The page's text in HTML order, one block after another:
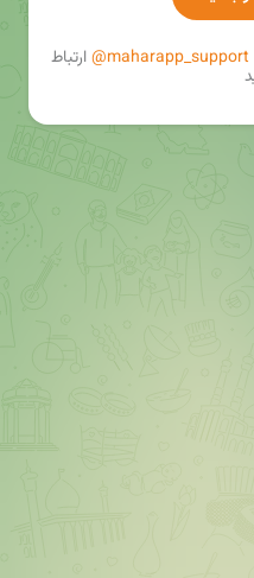
@maharapp_supportارتباط